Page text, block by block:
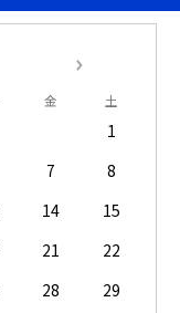
金 土
1
7
8
14
15
21
22
28
29